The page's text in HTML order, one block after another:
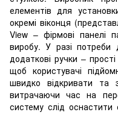
елементів для
окремі віконця
View – фірмові панелі
виробу. У разі потреби
додаткові ручки –
щоб користувачі
швидко відкривати та
витрачаючи час на
систему слід